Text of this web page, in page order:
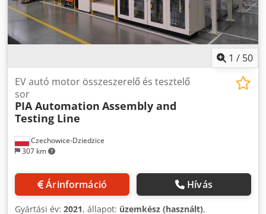
1 / 50
Czechowice-Dziedzice
307 km
EV autó motor összeszerelő és tesztelő
sor
PIA Automation Assembly and
Testing Line
Árinformáció Hívás
Gyártási év: 2021, állapot: üzemkész (használt),